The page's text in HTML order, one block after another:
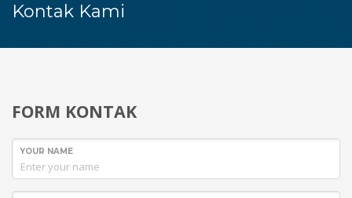
Kontak Kami
FORM KONTAK
YOUR NAME